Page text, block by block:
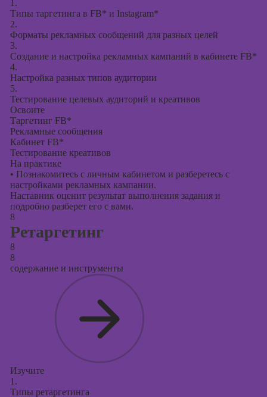
1.
Типы таргетинга в FB* и Instagram*
2.
Форматы рекламных сообщений для разных целей
3.
Создание и настройка рекламных кампаний в кабинете FB*
4.
Настройка разных типов аудитории
5.
Тестирование целевых аудиторий и креативов
Освоите
Таргетинг FB*
Рекламные сообщения
Кабинет FB*
Тестирование креативов
На практике
• Познакомитесь с личным кабинетом и разберетесь с
настройками рекламных кампании.
Наставник оценит результат выполнения задания и
подробно разберет его с вами.
8
Ретаргетинг
8
8
содержание и инструменты
Изучите
1.
Типы ретаргетинга